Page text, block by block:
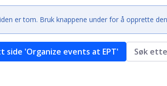
er tom. Bruk knappene under for å opprette
side 'Organize events at EPT' Søk